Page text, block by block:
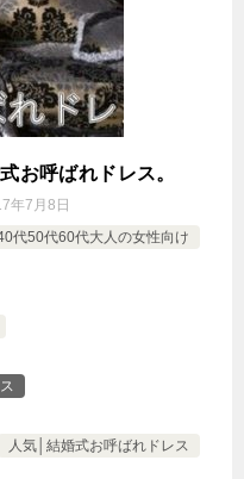
お呼ばれドレス。
年7月8日
代50代60代大人の女性向け
人気│結婚式お呼ばれドレス